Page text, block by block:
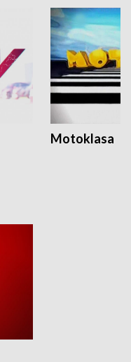
Motoklasa